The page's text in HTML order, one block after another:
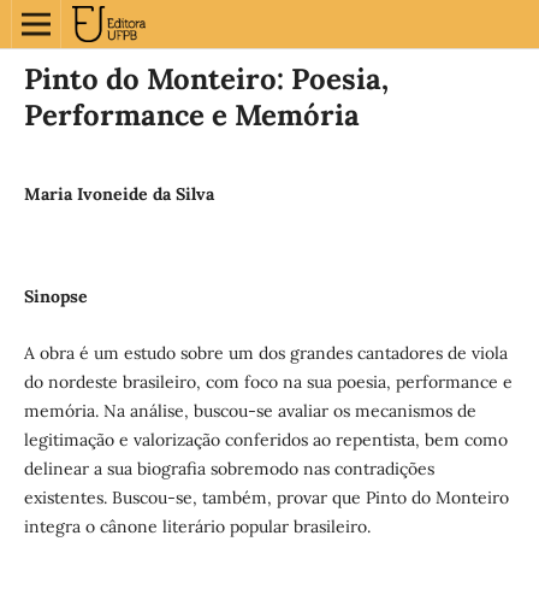
Pinto do Monteiro: Poesia,
Performance e Memória
Maria Ivoneide da Silva
Sinopse
A obra é um estudo sobre um dos grandes cantadores de viola
do nordeste brasileiro, com foco na sua poesia, performance e
memória. Na análise, buscou-se avaliar os mecanismos de
legitimação e valorização conferidos ao repentista, bem como
delinear a sua biografia sobremodo nas contradições
existentes. Buscou-se, também, provar que Pinto do Monteiro
integra o cânone literário popular brasileiro.